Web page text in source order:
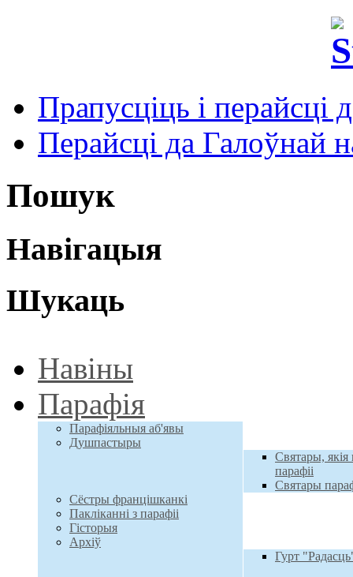
Прапусціць і перайсці
Перайсці да Галоўнай
Пошук
Навігацыя
Шукаць
Навiны
Парафiя
Парафіяльныя аб'явы
Душпастыры
Святары, якія
парафіі
Святары
Сёстры францішканкі
Пакліканні з парафіі
Гісторыя
Архiў
Гурт